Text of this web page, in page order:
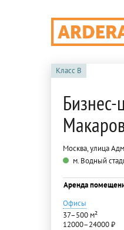
Класс B
Москва, улица
м. Водный
Аренда
Офисы
37–500 м²
12000–24000 ₽